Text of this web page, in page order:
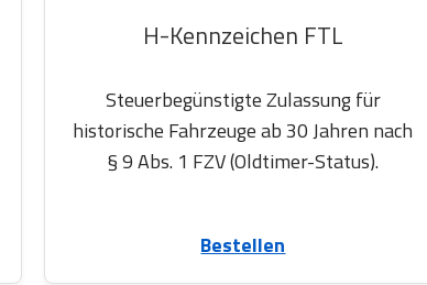
H-Kennzeichen FTL
Steuerbegünstigte Zulassung für
historische Fahrzeuge ab 30 Jahren nach
§ 9 Abs. 1 FZV (Oldtimer-Status).
Bestellen